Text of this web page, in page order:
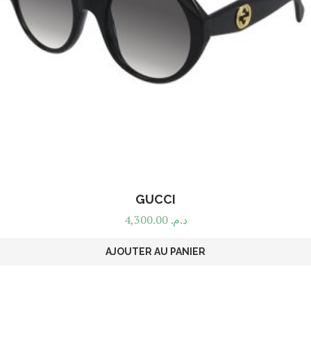
GUCCI
د.م. 4,300.00
AJOUTER AU PANIER